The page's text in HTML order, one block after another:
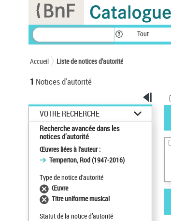
Tout
Accueil Liste de notices d’autorité
1 Notices d'autorité
VOTRE RECHERCHE
Recherche avancée dans les
notices d’autorité
Œuvres liées à l'auteur :
Temperton, Rod (1947-2016)
Type de notice d'autorité
Œuvre
Titre uniforme musical
Statut de la notice d’autorité
Panneau de gestion des cookies